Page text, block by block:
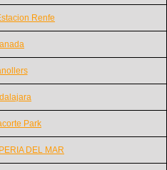
Renfe
Park
DEL MAR